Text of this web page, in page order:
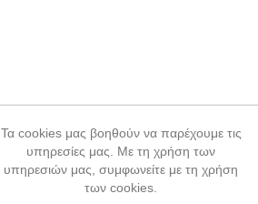
Τα cookies μας βοηθούν να παρέχουμε τις
υπηρεσίες μας. Με τη χρήση των
υπηρεσιών μας, συμφωνείτε με τη χρήση
των cookies.